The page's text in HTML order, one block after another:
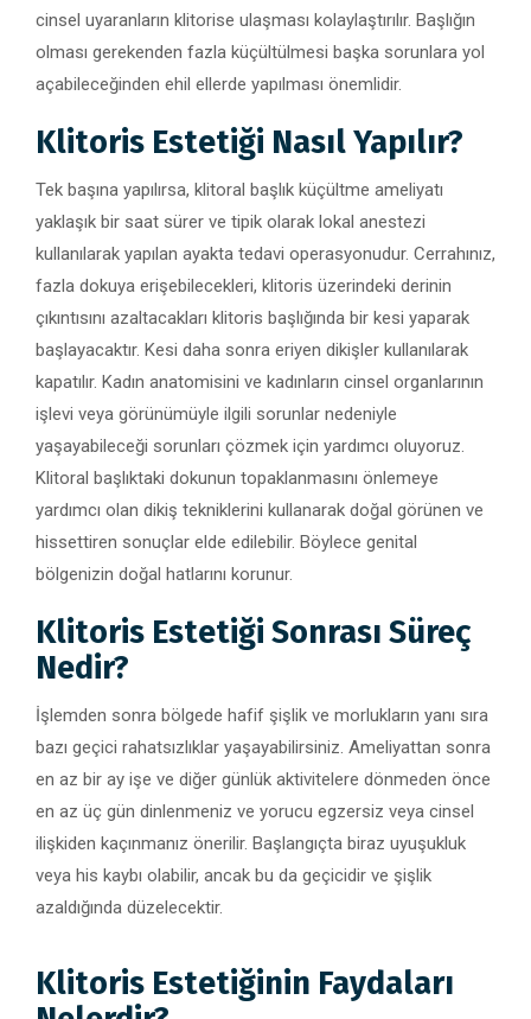
cinsel uyaranların klitorise ulaşması kolaylaştırılır. Başlığın
olması gerekenden fazla küçültülmesi başka sorunlara yol
açabileceğinden ehil ellerde yapılması önemlidir.
Klitoris Estetiği Nasıl Yapılır?
Tek başına yapılırsa, klitoral başlık küçültme ameliyatı
yaklaşık bir saat sürer ve tipik olarak lokal anestezi
kullanılarak yapılan ayakta tedavi operasyonudur. Cerrahınız,
fazla dokuya erişebilecekleri, klitoris üzerindeki derinin
çıkıntısını azaltacakları klitoris başlığında bir kesi yaparak
başlayacaktır. Kesi daha sonra eriyen dikişler kullanılarak
kapatılır. Kadın anatomisini ve kadınların cinsel organlarının
işlevi veya görünümüyle ilgili sorunlar nedeniyle
yaşayabileceği sorunları çözmek için yardımcı oluyoruz.
Klitoral başlıktaki dokunun topaklanmasını önlemeye
yardımcı olan dikiş tekniklerini kullanarak doğal görünen ve
hissettiren sonuçlar elde edilebilir. Böylece genital
bölgenizin doğal hatlarını korunur.
Klitoris Estetiği Sonrası Süreç
Nedir?
İşlemden sonra bölgede hafif şişlik ve morlukların yanı sıra
bazı geçici rahatsızlıklar yaşayabilirsiniz. Ameliyattan sonra
en az bir ay işe ve diğer günlük aktivitelere dönmeden önce
en az üç gün dinlenmeniz ve yorucu egzersiz veya cinsel
ilişkiden kaçınmanız önerilir. Başlangıçta biraz uyuşukluk
veya his kaybı olabilir, ancak bu da geçicidir ve şişlik
azaldığında düzelecektir.
Klitoris Estetiğinin Faydaları